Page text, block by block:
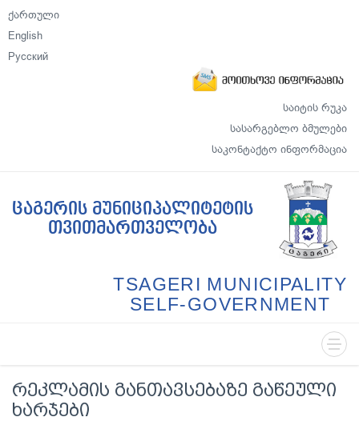
ქართული
English
Русский
საიტის რუკა
სასარგებლო ბმულები
საკონტაქტო ინფორმაცია
ცაგერის მუნიციპალიტეტის
თვითმართველობა
TSAGERI MUNICIPALITY
SELF-GOVERNMENT
რეკლამის განთავსებაზე გაწეული
ხარჯები